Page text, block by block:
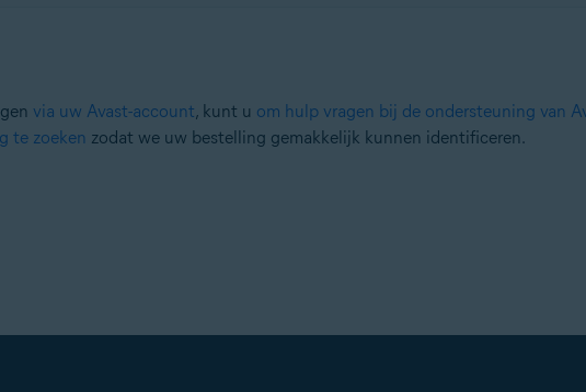
via uw Avast-account, kunt u om hulp vragen bij de ondersteuning van
te zoeken zodat we uw bestelling gemakkelijk kunnen identificeren.